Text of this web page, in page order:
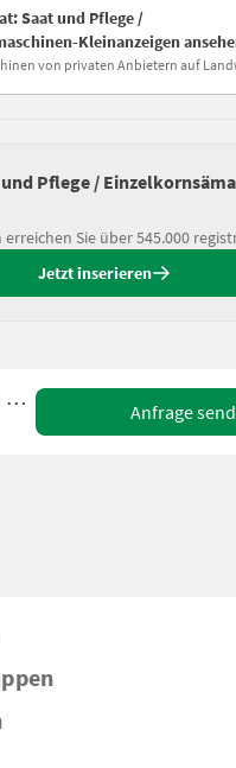
Saat und Pflege /
Kleinanzeigen
von privaten Anbietern auf
Pflege /
Sie über 545.000
Jetzt inserieren
Becker 4 Reihen mit Düngertank
Anfrage